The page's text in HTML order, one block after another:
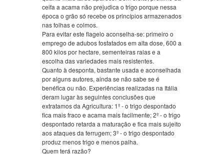
ceifa a acama não prejudica o trigo porque nessa
época o grão só recebe os princípios armazenados
nas folhas e colmos.
Para evitar este flagelo aconselha-se: primeiro o
emprego de adubos fosfatados em alta dose, 600 a
800 kilos por hectare, sementeiras ralas e a
escolha das variedades mais resistentes.
Quanto à desponta, bastante usada e aconselhada
por alguns autores, ainda se não sabe se é
benéfica ou não. Experiências realizadas na Itália
deram lugar às seguintes conclusões que
extratamos da Agricultura: 1º - o trigo despontado
fica mais fraco e acama mais facilmente; 2º - o trigo
despontado retarda a maturação e fica mais sujeito
aos ataques da ferrugem; 3º - o trigo despontado
produz menos trigo e menos palha.
Quem terá razão?